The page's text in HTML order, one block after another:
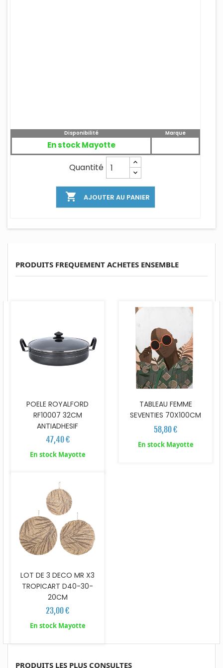
Disponibilité
En stock Mayotte
Marque
Quantité
 AJOUTER AU PANIER
PRODUITS FREQUEMENT ACHETES ENSEMBLE
POELE ROYALFORD
RF10007 32CM
ANTIADHESIF
47,40 €
En stock Mayotte
TABLEAU FEMME
SEVENTIES 70X100CM
58,80 €
En stock Mayotte
LOT DE 3 DECO MR X3
TROPICART D40-30-
20CM
23,00 €
En stock Mayotte
PRODUITS LES PLUS CONSULTES